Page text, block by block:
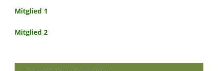
Mitglied 1
Mitglied 2